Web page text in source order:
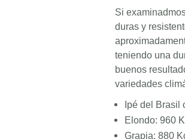
Si
duras y
teniendo una
buenos
variedades
Ipé del Brasil
Elondo: 960
Grapia: 880